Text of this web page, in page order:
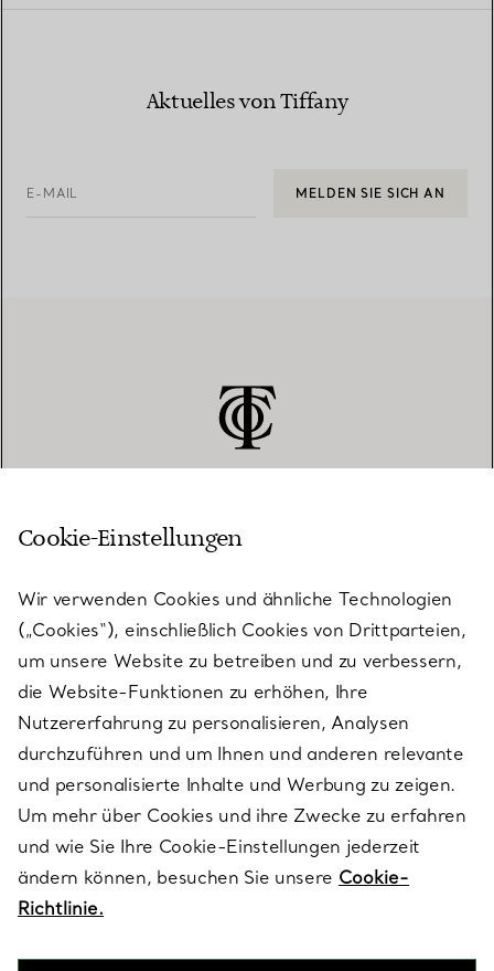
Aktuelles von Tiffany
E-MAIL MELDEN SIE SICH AN
KUNDENSERVICE
SERVICES
ÜBER TIFFANY & CO.
RECHTLICHE HINWEISE
FOLGEN SIE UNS
Cookie-Einstellungen
Wir verwenden Cookies und ähnliche Technologien
(„Cookies“), einschließlich Cookies von Drittparteien,
um unsere Website zu betreiben und zu verbessern,
die Website-Funktionen zu erhöhen, Ihre
Nutzererfahrung zu personalisieren, Analysen
durchzuführen und um Ihnen und anderen relevante
und personalisierte Inhalte und Werbung zu zeigen.
Um mehr über Cookies und ihre Zwecke zu erfahren
und wie Sie Ihre Cookie-Einstellungen jederzeit
ändern können, besuchen Sie unsere Cookie-
Richtlinie.